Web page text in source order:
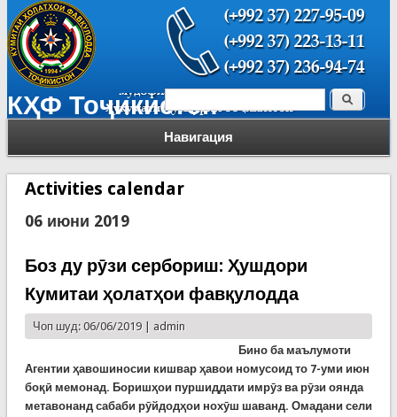
КҲФ Тоҷикистон
Навигация
Форма поиска Поиск
Activities calendar
06 июни 2019
Боз ду рӯзи сербориш: Ҳушдори
Кумитаи ҳолатҳои фавқулодда
Чоп шуд: 06/06/2019 | admin
Бино ба маълумоти
Агентии ҳавошиносии кишвар ҳавои номусоид то 7-уми июн
боқӣ мемонад. Боришҳои пуршиддати имрӯз ва рӯзи оянда
метавонанд сабаби рӯйдодҳои нохӯш шаванд. Омадани сели